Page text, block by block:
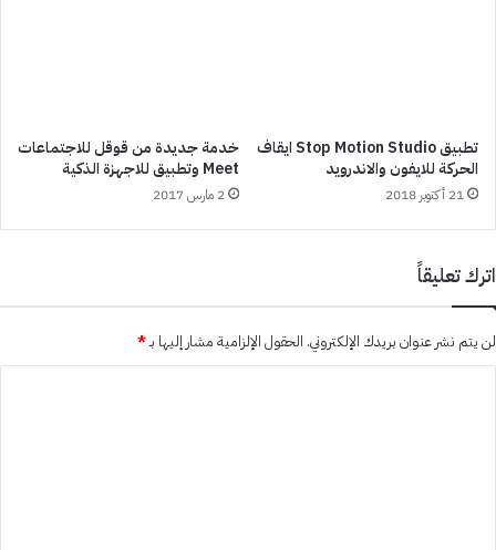
تطبيق Stop Motion Studio ايقاف
الحركة للايفون والاندرويد
21 أكتوبر 2018
خدمة جديدة من قوقل للاجتماعات
Meet وتطبيق للاجهزة الذكية
2 مارس 2017
اترك تعليقاً
لن يتم نشر عنوان بريدك الإلكتروني. الحقول الإلزامية مشار إليها بـ*